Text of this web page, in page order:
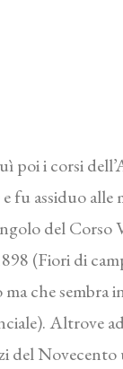
poi i corsi
fu assiduo
del Corso
(Fiori di
che
Altrove